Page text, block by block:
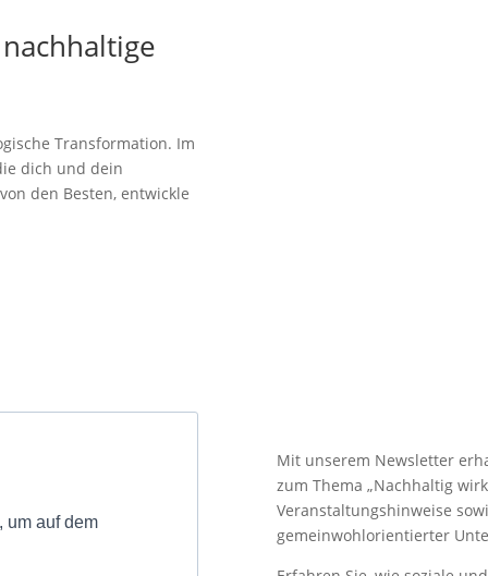
Transformation. Im
dich und dein
den Besten, entwickle
um auf dem
Mit unserem Newsletter
zum Thema „Nachhaltig
Veranstaltungshinweise
gemeinwohlorientierter